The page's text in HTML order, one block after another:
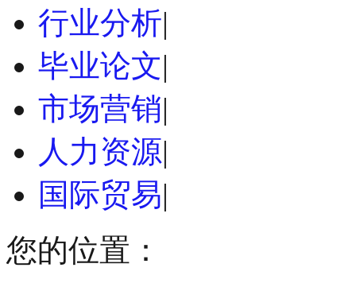
行业分析|
毕业论文|
市场营销|
人力资源|
国际贸易|
您的位置：